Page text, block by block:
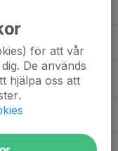
för att vår
De används
hjälpa oss att